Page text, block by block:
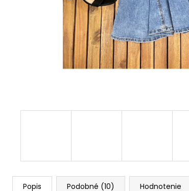
Popis Podobné (10) Hodnotenie